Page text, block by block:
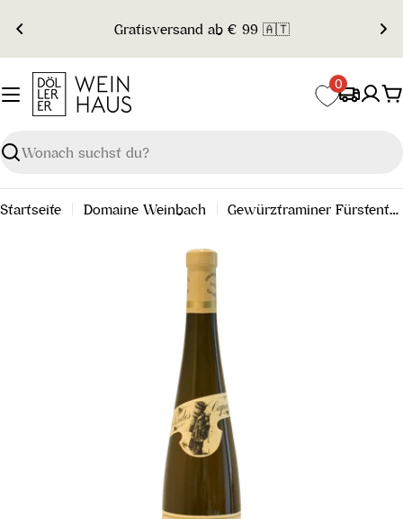
Inhalt
springen
Gratisversand ab € 99 🇦🇹
Suchen
0
Startseite Domaine Weinbach Gewürztraminer Fürstentum Grand Cru 2021